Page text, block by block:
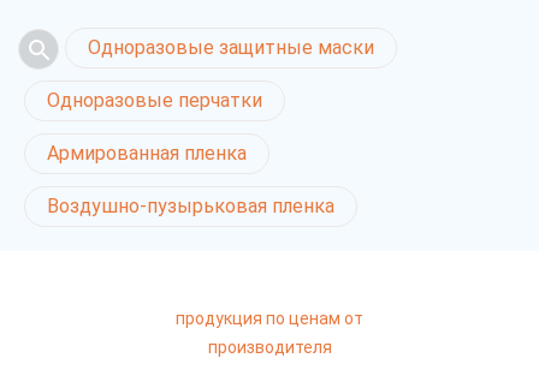
Одноразовые защитные маски
Одноразовые перчатки
Армированная пленка
Воздушно-пузырьковая пленка
продукция по ценам от
производителя